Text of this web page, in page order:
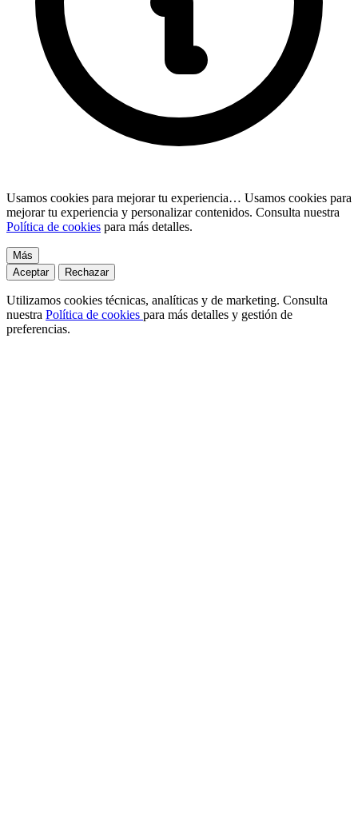
Usamos cookies para mejorar tu experiencia… Usamos cookies para
mejorar tu experiencia y personalizar contenidos. Consulta nuestra
Política de cookies para más detalles.
Más
Aceptar
Rechazar
Utilizamos cookies técnicas, analíticas y de marketing. Consulta
nuestra Política de cookies para más detalles y gestión de
preferencias.